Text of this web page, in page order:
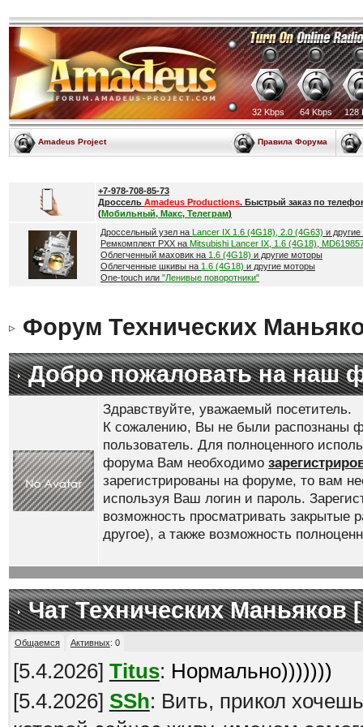
32 Kbps 64 Kbps 128
Amadeus Project Правила Форума
+7-978-708-85-73
Дроссель Amadeus Productions. Быстрый заказ по
(Мобильный, Макс, Телеграм)
Дроссельный узел на Lancer IX 1.6 (4G18), 2.0 (4G63) и
Ремкомплект РХХ на Mitsubishi Lancer IX, 1.6 (4G18),
Облегченный маховик на 1.6 (4G18) и другие моторы
Облегченные шкивы на 1.6 (4G18) и другие моторы
One-touch или "Ленивые поворотники"
Форум Технических
Добро пожаловать на наш
Здравствуйте, уважаемый посетитель.
К сожалению, Вы не были распознаны
пользователь. Для полноценного
форума Вам необходимо
зарегистрированы на форуме, то вам
используя Ваш логин и пароль.
возможность просматривать закрытые
другое), а также возможность
Чат Технических Маньяков [
Общаемся Активных: 0
[5.4.2026] Titus: Нормально)))))))
[5.4.2026] SSh: Вить, прикол